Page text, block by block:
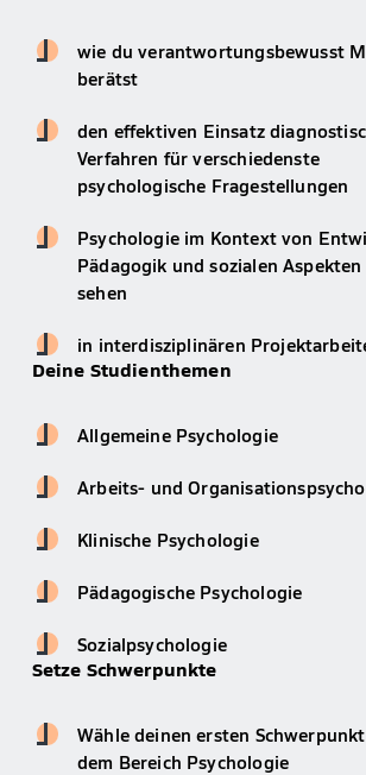
wie du verantwortungsbewusst
berätst
den effektiven Einsatz
Verfahren für verschiedenste
psychologische Fragestellungen
Psychologie im Kontext von
Pädagogik und sozialen Aspekten
sehen
in interdisziplinären
Deine Studienthemen
Allgemeine Psychologie
Arbeits- und
Klinische Psychologie
Pädagogische Psychologie
Sozialpsychologie
Setze Schwerpunkte
Wähle deinen ersten
dem Bereich Psychologie